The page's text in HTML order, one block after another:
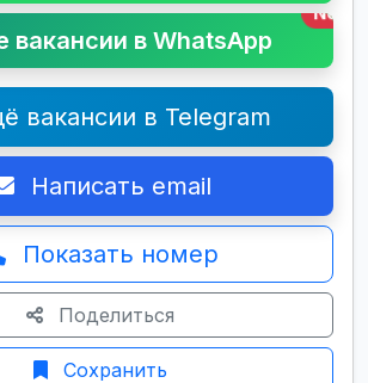
вакансии в WhatsApp
New
вакансии в Telegram
Написать email
Показать номер
Поделиться
Сохранить